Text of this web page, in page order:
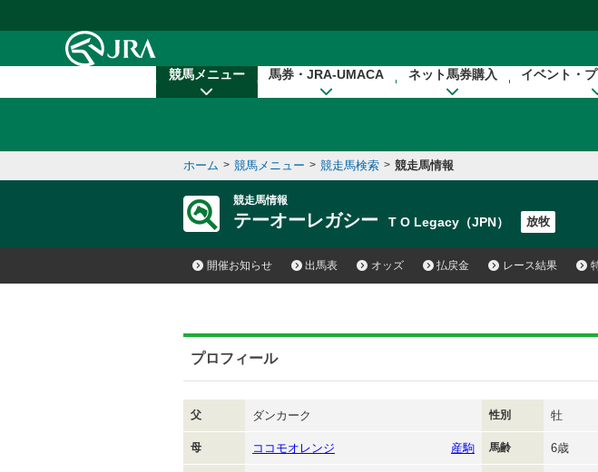
競馬メニュー 馬券・JRA-UMACA ネット馬券購入 イベント・
ホーム > 競馬メニュー > 競走馬検索 > 競走馬情報
競走馬情報
テーオーレガシー T O Legacy（JPN） 放牧
開催お知らせ 出馬表 オッズ 払戻金 レース結果
プロフィール
父 ダンカーク 性別 牡
母 ココモオレンジ 産駒 馬齢 6歳